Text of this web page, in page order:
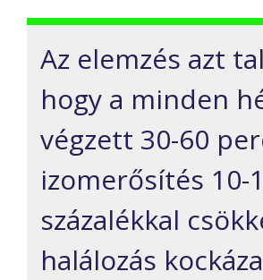
Az elemzés azt
hogy a minden
végzett 30-60
izomerősítés 10-
százalékkal
halálozás